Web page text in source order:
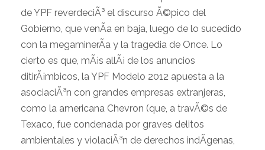
de YPF reverdeciÃ³ el discurso Ã©pico del
Gobierno, que venÃ­a en baja, luego de lo sucedido
con la megaminerÃ­a y la tragedia de Once. Lo
cierto es que, mÃ¡s allÃ¡ de los anuncios
ditirÃ¡mbicos, la YPF Modelo 2012 apuesta a la
asociaciÃ³n con grandes empresas extranjeras,
como la americana Chevron (que, a travÃ©s de
Texaco, fue condenada por graves delitos
ambientales y violaciÃ³n de derechos indÃ­genas,